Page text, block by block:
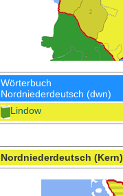
Wörterbuch
Nordniederdeutsch (dwn)
Lindow
Nordniederdeutsch (Kern)